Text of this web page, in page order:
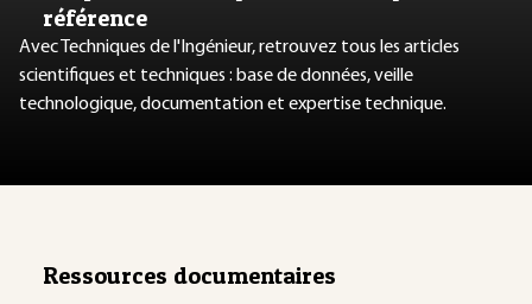
référence
Avec Techniques de l'Ingénieur, retrouvez tous les articles
scientifiques et techniques : base de données, veille
technologique, documentation et expertise technique.
Ressources documentaires